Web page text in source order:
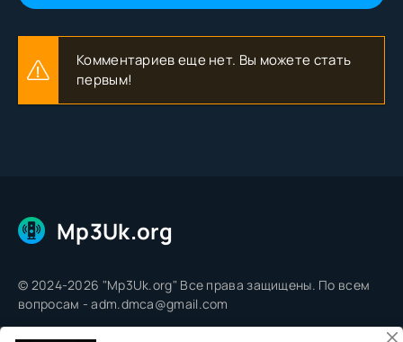
Комментариев еще нет. Вы можете стать
первым!
Mp3Uk.org
© 2024-2026 "Mp3Uk.org" Все права защищены. По всем
вопросам - adm.dmca@gmail.com